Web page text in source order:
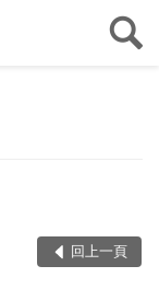
回上一頁